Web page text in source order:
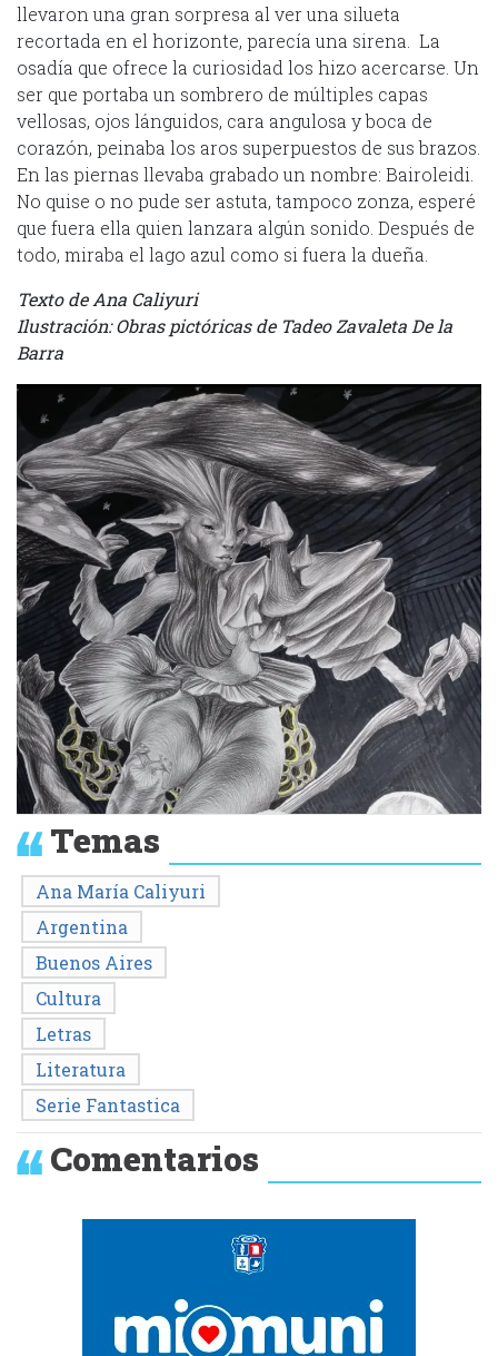
llevaron una gran sorpresa al ver una silueta
recortada en el horizonte, parecía una sirena. La
osadía que ofrece la curiosidad los hizo acercarse. Un
ser que portaba un sombrero de múltiples capas
vellosas, ojos lánguidos, cara angulosa y boca de
corazón, peinaba los aros superpuestos de sus brazos.
En las piernas llevaba grabado un nombre: Bairoleidi.
No quise o no pude ser astuta, tampoco zonza, esperé
que fuera ella quien lanzara algún sonido. Después de
todo, miraba el lago azul como si fuera la dueña.
Texto de Ana Caliyuri
Ilustración: Obras pictóricas de Tadeo Zavaleta De la
Barra
Temas
Ana María Caliyuri
Argentina
Buenos Aires
Cultura
Letras
Literatura
Serie Fantastica
Comentarios